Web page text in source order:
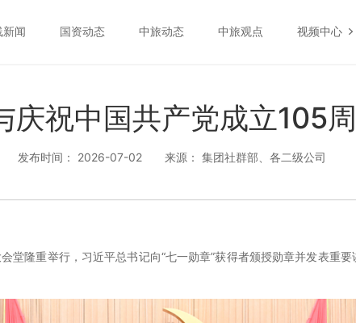
新闻 国资动态 中旅动态 中旅观点 视频中心
庆祝中国共产党成立105
发布时间： 2026-07-02 来源： 集团社群部、各二级公司
堂隆重举行，习近平总书记向“七一勋章”获得者颁授勋章并发表重